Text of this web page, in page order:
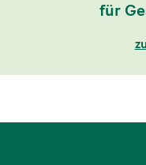
für